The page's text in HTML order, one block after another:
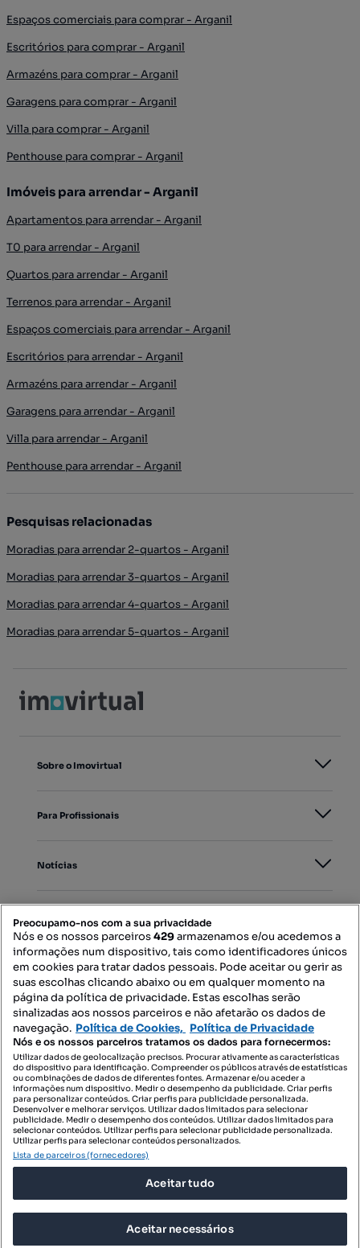
Espaços comerciais para comprar - Arganil
Escritórios para comprar - Arganil
Armazéns para comprar - Arganil
Garagens para comprar - Arganil
Villa para comprar - Arganil
Penthouse para comprar - Arganil
Imóveis para arrendar - Arganil
Apartamentos para arrendar - Arganil
T0 para arrendar - Arganil
Quartos para arrendar - Arganil
Terrenos para arrendar - Arganil
Espaços comerciais para arrendar - Arganil
Escritórios para arrendar - Arganil
Armazéns para arrendar - Arganil
Garagens para arrendar - Arganil
Villa para arrendar - Arganil
Penthouse para arrendar - Arganil
Pesquisas relacionadas
Moradias para arrendar 2-quartos - Arganil
Moradias para arrendar 3-quartos - Arganil
Moradias para arrendar 4-quartos - Arganil
Moradias para arrendar 5-quartos - Arganil
Sobre o Imovirtual
Para Profissionais
Notícias
Mapa do Site
Contacte-nos
SIGA-NOS:
DESCARREGAR NA:
© 2026 Imovirtual.com, OLX Portugal, S.A.
Preocupamo-nos com a sua privacidade
Nós e os nossos parceiros429armazenamos e/ou acedemos a
informações num dispositivo, tais como identificadores únicos
em cookies para tratar dados pessoais. Pode aceitar ou gerir as
suas escolhas clicando abaixo ou em qualquer momento na
página da política de privacidade. Estas escolhas serão
sinalizadas aos nossos parceiros e não afetarão os dados de
navegação. Política de Cookies, Política de Privacidade
Nós e os nossos parceiros tratamos os dados para fornecermos:
Utilizar dados de geolocalização precisos. Procurar ativamente as características
do dispositivo para identificação. Compreender os públicos através de estatísticas
ou combinações de dados de diferentes fontes. Armazenar e/ou aceder a
informações num dispositivo. Medir o desempenho da publicidade. Criar perfis
para personalizar conteúdos. Criar perfis para publicidade personalizada.
Desenvolver e melhorar serviços. Utilizar dados limitados para selecionar
publicidade. Medir o desempenho dos conteúdos. Utilizar dados limitados para
selecionar conteúdos. Utilizar perfis para selecionar publicidade personalizada.
Utilizar perfis para selecionar conteúdos personalizados.
Lista de parceiros (fornecedores)
Aceitar tudo
Aceitar necessários